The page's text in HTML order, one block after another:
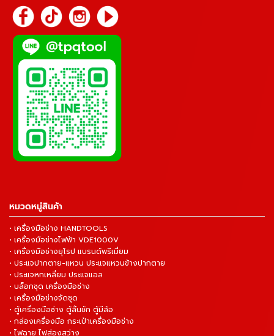
หมวดหมู่สินค้า
• เครื่องมือช่าง HANDTOOLS
• เครื่องมือช่างไฟฟ้า VDE1000V
• เครื่องมือช่างยุโรป แบรนด์พรีเมี่ยม
• ประแจปากตาย-แหวน ประแจแหวนข้างปากตาย
• ประแจหกเหลี่ยม ประแจแอล
• บล็อกชุด เครื่องมือช่าง
• เครื่องมือช่างจัดชุด
• ตู้เครื่องมือช่าง ตู้ลิ้นชัก ตู้มีล้อ
• กล่องเครื่องมือ กระเป๋าเครื่องมือช่าง
• ไฟฉาย ไฟส่องสว่าง